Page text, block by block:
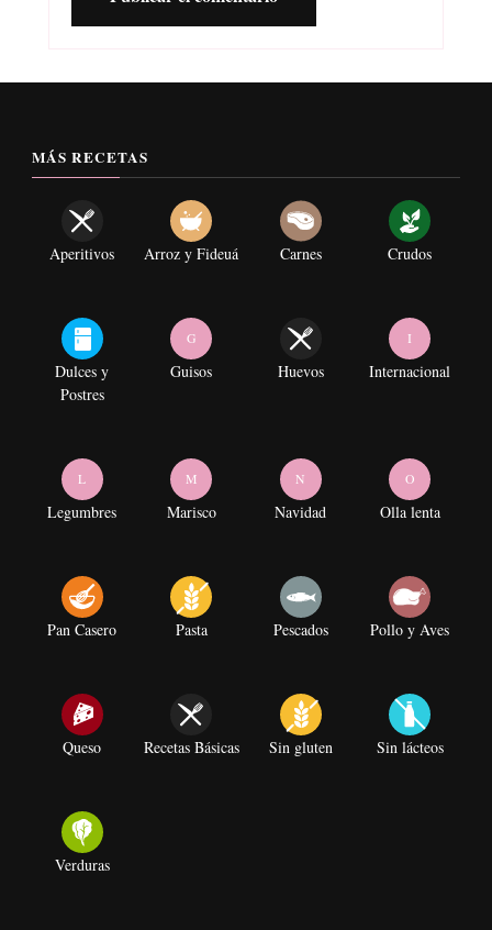
MÁS RECETAS
Aperitivos Arroz y Fideuá Carnes Crudos
Dulces y
Postres
G
Guisos Huevos
I
Internacional
L
Legumbres
M
Marisco
N
Navidad
O
Olla lenta
Pan Casero Pasta Pescados Pollo y Aves
Queso Recetas Básicas Sin gluten Sin lácteos
Verduras